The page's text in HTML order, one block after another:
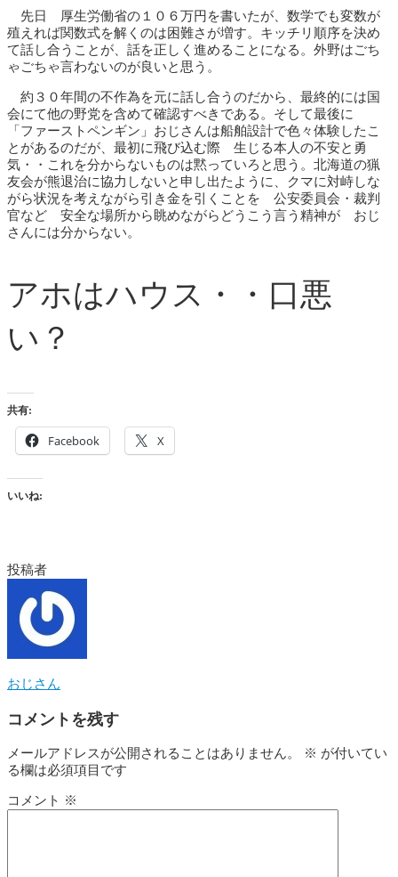
先日 厚生労働省の１０６万円を書いたが、数学でも変数が
殖えれば関数式を解くのは困難さが増す。キッチリ順序を決め
て話し合うことが、話を正しく進めることになる。外野はごち
ゃごちゃ言わないのが良いと思う。
約３０年間の不作為を元に話し合うのだから、最終的には国
会にて他の野党を含めて確認すべきである。そして最後に
「ファーストペンギン」おじさんは船舶設計で色々体験したこ
とがあるのだが、最初に飛び込む際 生じる本人の不安と勇
気・・これを分からないものは黙っていろと思う。北海道の猟
友会が熊退治に協力しないと申し出たように、クマに対峙しな
がら状況を考えながら引き金を引くことを 公安委員会・裁判
官など 安全な場所から眺めながらどうこう言う精神が おじ
さんには分からない。
アホはハウス・・口悪
い？
共有:
Facebook X
いいね:
投稿者
おじさん
コメントを残す
メールアドレスが公開されることはありません。 ※ が付いてい
る欄は必須項目です
コメント ※